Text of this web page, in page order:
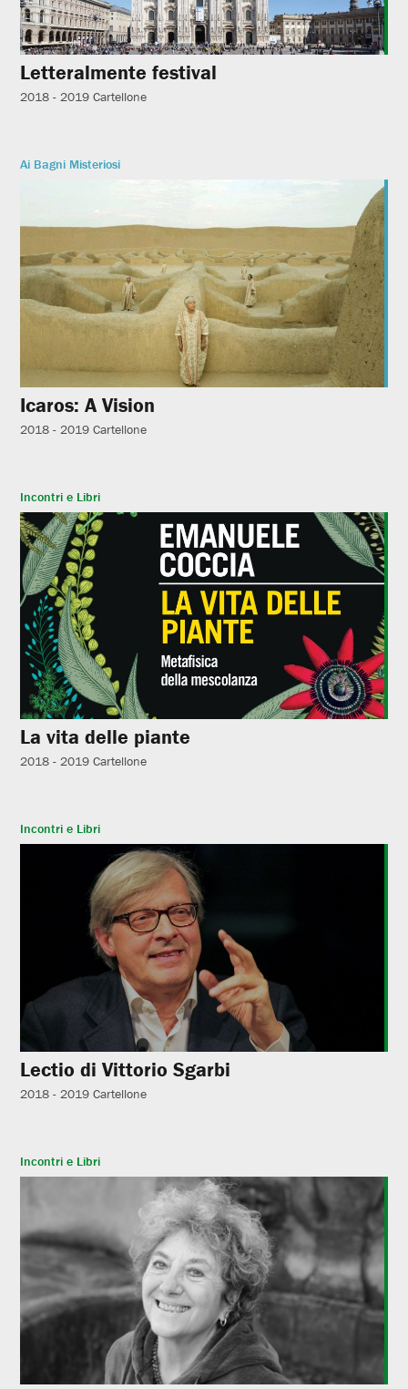
Letteralmente festival
2018 - 2019 Cartellone
Ai Bagni Misteriosi
Icaros: A Vision
2018 - 2019 Cartellone
Incontri e Libri
La vita delle piante
2018 - 2019 Cartellone
Incontri e Libri
Lectio di Vittorio Sgarbi
2018 - 2019 Cartellone
Incontri e Libri